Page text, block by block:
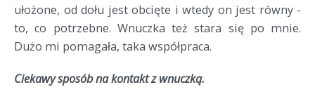
ułożone, od dołu jest obcięte i wtedy on jest równy -
to, co potrzebne. Wnuczka też stara się po mnie.
Dużo mi pomagała, taka współpraca.
Ciekawy sposób na kontakt z wnuczką.